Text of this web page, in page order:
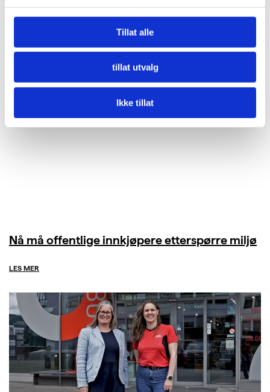
Tillat alle
tillat utvalg
Ikke tillat
Nå må offentlige innkjøpere etterspørre miljø
LES MER